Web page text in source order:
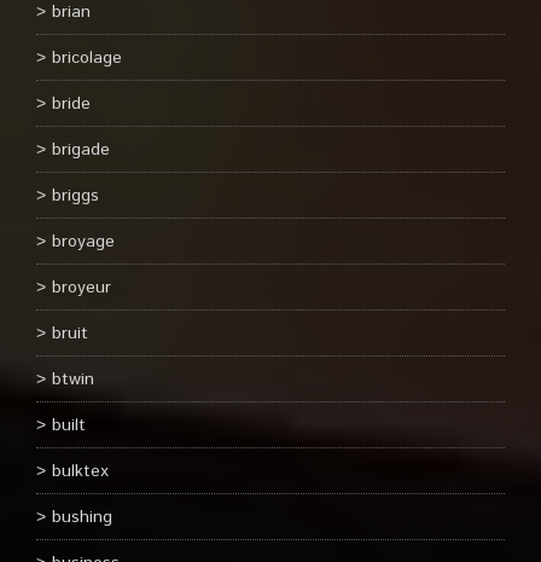
brian
bricolage
bride
brigade
briggs
broyage
broyeur
bruit
btwin
built
bulktex
bushing